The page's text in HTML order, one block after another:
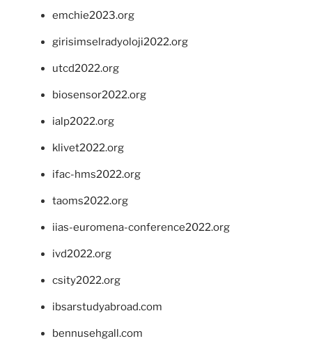
emchie2023.org
girisimselradyoloji2022.org
utcd2022.org
biosensor2022.org
ialp2022.org
klivet2022.org
ifac-hms2022.org
taoms2022.org
iias-euromena-conference2022.org
ivd2022.org
csity2022.org
ibsarstudyabroad.com
bennusehgall.com